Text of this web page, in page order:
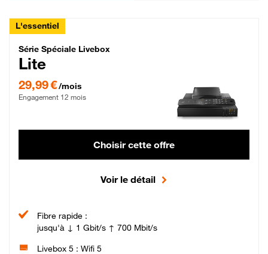
L'essentiel
Série Spéciale Livebox Lite Fibre
Série Spéciale Livebox
Lite
29,99 €/mois
Engagement 12 mois
Choisir cette offre
Voir le détail
Fibre rapide :
jusqu'à ↓ 1 Gbit/s ↑ 700 Mbit/s
Livebox 5 : Wifi 5